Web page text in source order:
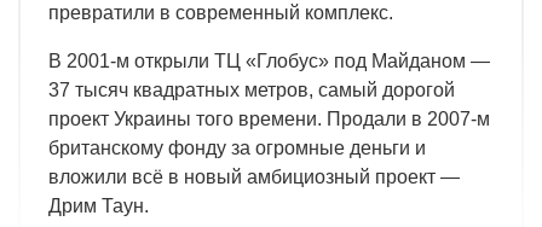
превратили в современный комплекс.
В 2001-м открыли ТЦ «Глобус» под Майданом —
37 тысяч квадратных метров, самый дорогой
проект Украины того времени. Продали в 2007-м
британскому фонду за огромные деньги и
вложили всё в новый амбициозный проект —
Дрим Таун.